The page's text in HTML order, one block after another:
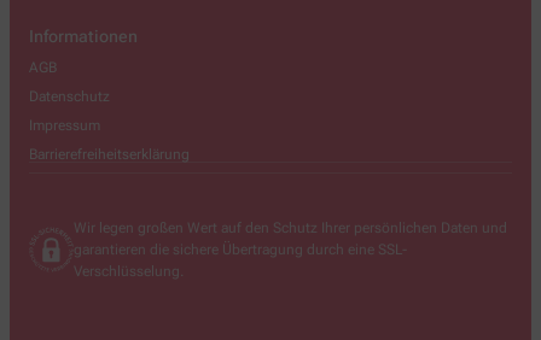
Informationen
AGB
Datenschutz
Impressum
Barrierefreiheitserklärung
Wir legen großen Wert auf den Schutz Ihrer persönlichen Daten und
garantieren die sichere Übertragung durch eine SSL-
Verschlüsselung.